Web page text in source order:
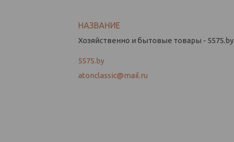
Хозяйственно и бытовые товары - 5575.by
5575.by
atonclassic@mail.ru